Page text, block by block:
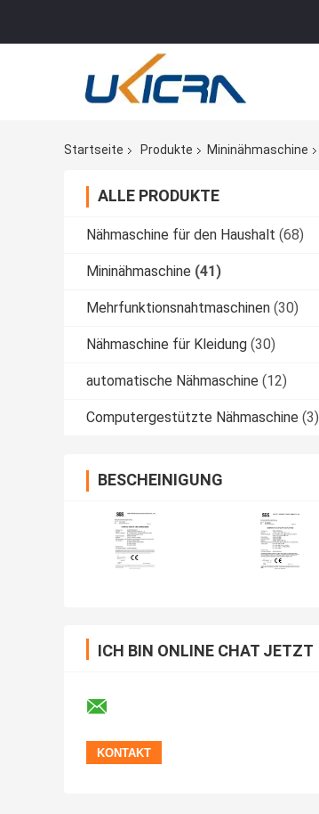
Startseite Produkte Mininähmaschine
ALLE PRODUKTE
Nähmaschine für den Haushalt (68)
Mininähmaschine (41)
Mehrfunktionsnahtmaschinen (30)
Nähmaschine für Kleidung (30)
automatische Nähmaschine (12)
Computergestützte Nähmaschine (3)
BESCHEINIGUNG
ICH BIN ONLINE CHAT JETZT